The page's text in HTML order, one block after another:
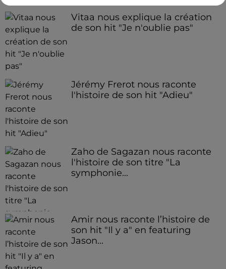
Vitaa nous explique la création
de son hit "Je n'oublie pas"
Jérémy Frerot nous raconte
l'histoire de son hit "Adieu"
Zaho de Sagazan nous raconte
l'histoire de son titre "La
symphonie...
Amir nous raconte l’histoire de
son hit "Il y a" en featuring
Jason...